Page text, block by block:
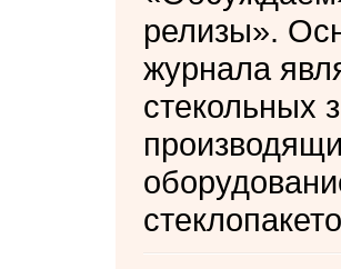
релизы».
журнала
стекольных